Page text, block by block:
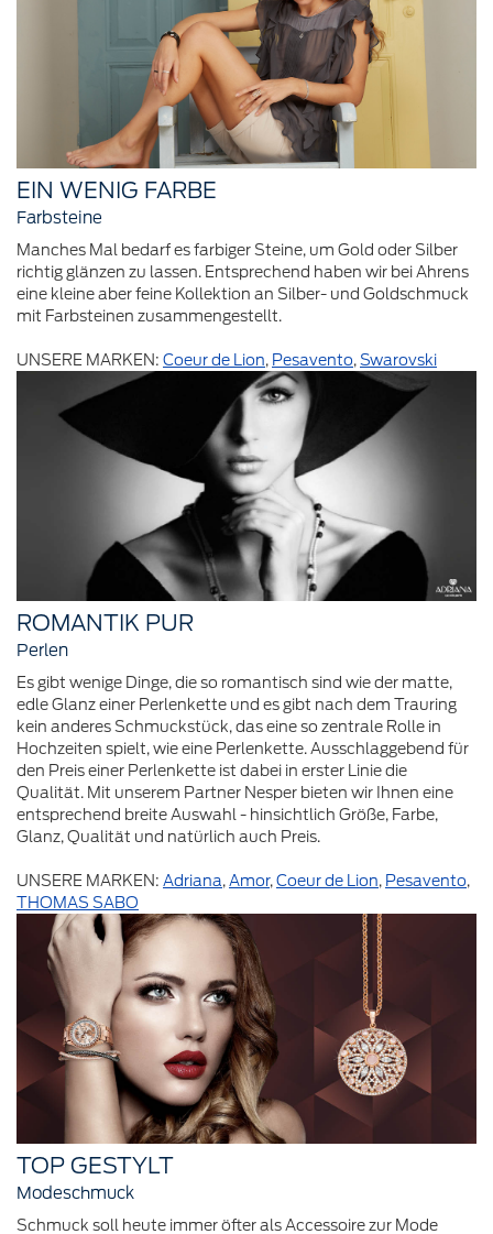
EIN WENIG FARBE
Farbsteine
Manches Mal bedarf es farbiger Steine, um Gold oder Silber
richtig glänzen zu lassen. Entsprechend haben wir bei Ahrens
eine kleine aber feine Kollektion an Silber- und Goldschmuck
mit Farbsteinen zusammengestellt.
UNSERE MARKEN: Coeur de Lion, Pesavento,Swarovski
ROMANTIK PUR
Perlen
Es gibt wenige Dinge, die so romantisch sind wie der matte,
edle Glanz einer Perlenkette und es gibt nach dem Trauring
kein anderes Schmuckstück, das eine so zentrale Rolle in
Hochzeiten spielt, wie eine Perlenkette. Ausschlaggebend für
den Preis einer Perlenkette ist dabei in erster Linie die
Qualität. Mit unserem Partner Nesper bieten wir Ihnen eine
entsprechend breite Auswahl - hinsichtlich Größe, Farbe,
Glanz, Qualität und natürlich auch Preis.
UNSERE MARKEN: Adriana,Amor,Coeur de Lion, Pesavento,
THOMAS SABO
TOP GESTYLT
Modeschmuck
Schmuck soll heute immer öfter als Accessoire zur Mode